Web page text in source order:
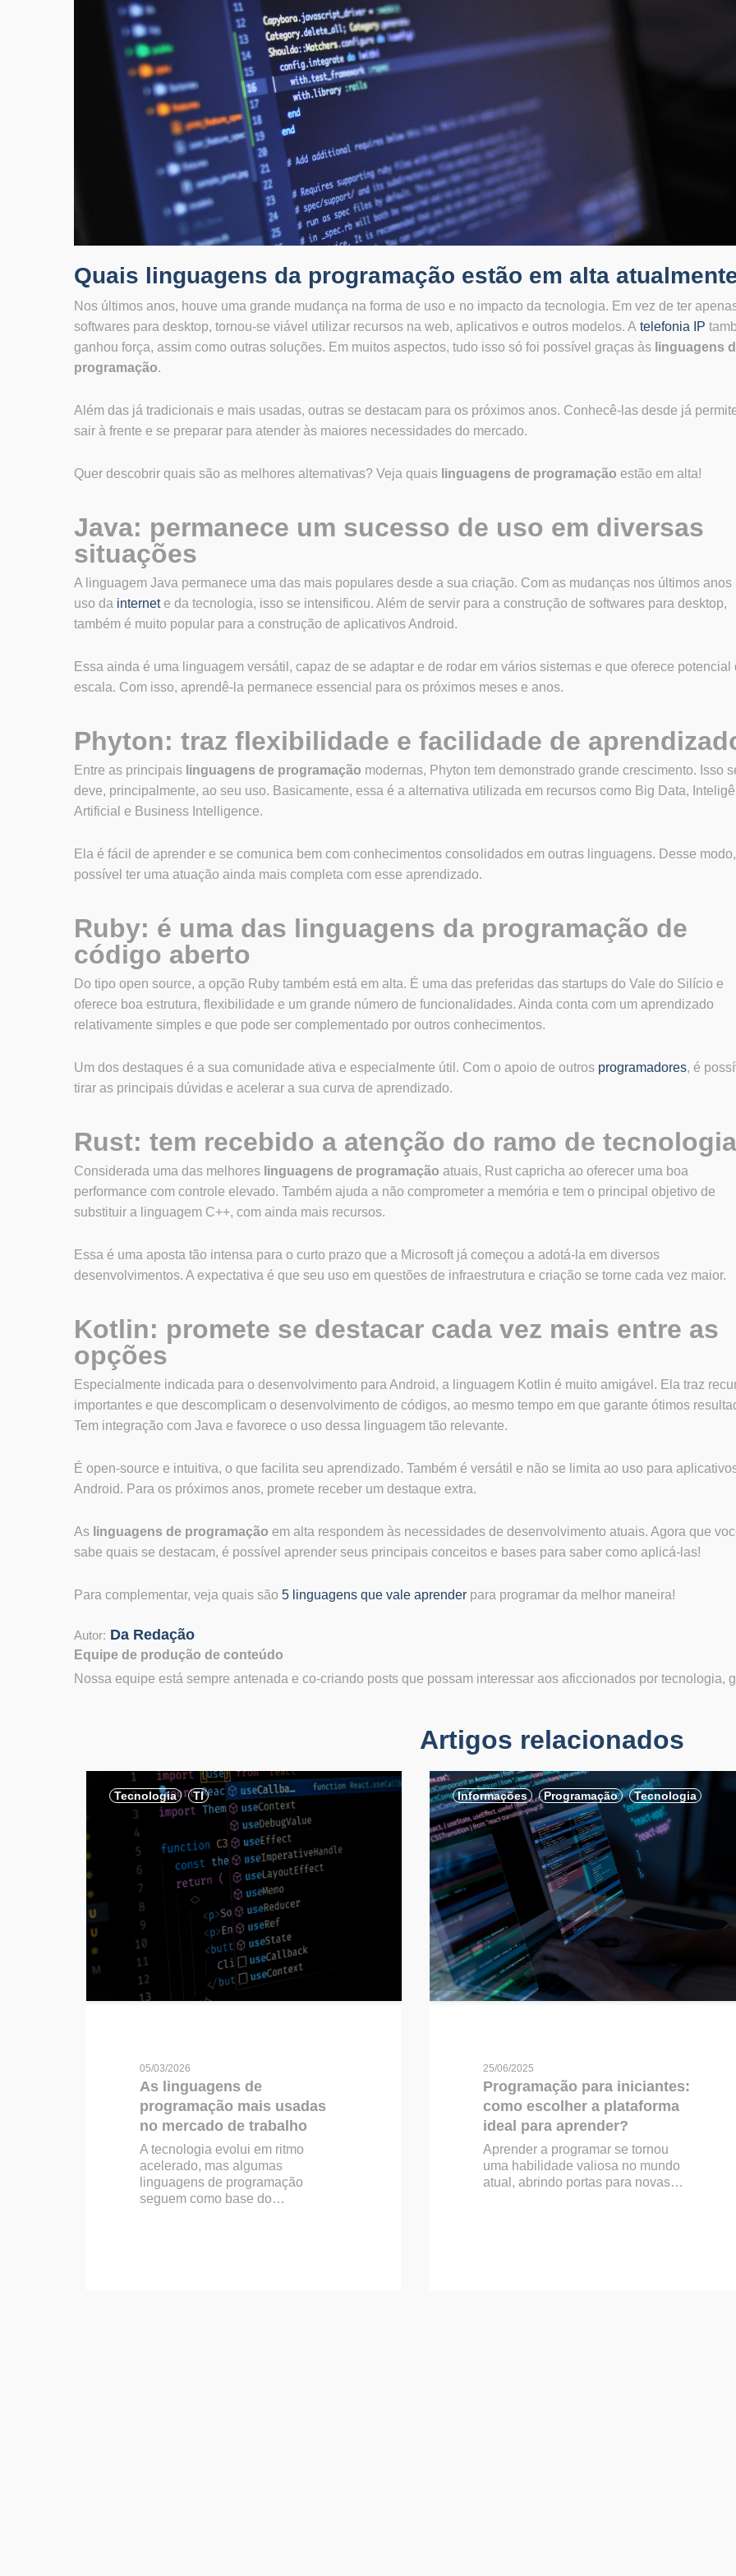
Quais linguagens da programação estão em alta
Nos últimos anos, houve uma grande mudança na forma de uso e no impacto da tecnologia. Em vez de ter
softwares para desktop, tornou-se viável utilizar recursos na web, aplicativos e outros modelos. A telefonia IP
ganhou força, assim como outras soluções. Em muitos aspectos, tudo isso só foi possível graças às linguagens
programação.
Além das já tradicionais e mais usadas, outras se destacam para os próximos anos. Conhecê-las desde já
sair à frente e se preparar para atender às maiores necessidades do mercado.
Quer descobrir quais são as melhores alternativas? Veja quais linguagens de programação estão em alta!
Java: permanece um sucesso de uso em diversas
situações
A linguagem Java permanece uma das mais populares desde a sua criação. Com as mudanças nos últimos anos
uso da internete da tecnologia, isso se intensificou. Além de servir para a construção de softwares para desktop,
também é muito popular para a construção de aplicativos Android.
Essa ainda é uma linguagem versátil, capaz de se adaptar e de rodar em vários sistemas e que oferece potencial
escala. Com isso, aprendê-la permanece essencial para os próximos meses e anos.
Phyton: traz flexibilidade e facilidade de
Entre as principais linguagens de programação modernas, Phyton tem demonstrado grande crescimento. Isso
deve, principalmente, ao seu uso. Basicamente, essa é a alternativa utilizada em recursos como Big Data,
Artificial e Business Intelligence.
Ela é fácil de aprender e se comunica bem com conhecimentos consolidados em outras linguagens. Desse
possível ter uma atuação ainda mais completa com esse aprendizado.
Ruby: é uma das linguagens da programação de
código aberto
Do tipo open source, a opção Ruby também está em alta. É uma das preferidas das startups do Vale do Silício e
oferece boa estrutura, flexibilidade e um grande número de funcionalidades. Ainda conta com um aprendizado
relativamente simples e que pode ser complementado por outros conhecimentos.
Um dos destaques é a sua comunidade ativa e especialmente útil. Com o apoio de outros programadores, é
tirar as principais dúvidas e acelerar a sua curva de aprendizado.
Rust: tem recebido a atenção do ramo de tecnologia
Considerada uma das melhores linguagens de programação atuais, Rust capricha ao oferecer uma boa
performance com controle elevado. Também ajuda a não comprometer a memória e tem o principal objetivo de
substituir a linguagem C++, com ainda mais recursos.
Essa é uma aposta tão intensa para o curto prazo que a Microsoft já começou a adotá-la em diversos
desenvolvimentos. A expectativa é que seu uso em questões de infraestrutura e criação se torne cada vez maior.
Kotlin: promete se destacar cada vez mais entre as
opções
Especialmente indicada para o desenvolvimento para Android, a linguagem Kotlin é muito amigável. Ela traz
importantes e que descomplicam o desenvolvimento de códigos, ao mesmo tempo em que garante ótimos
Tem integração com Java e favorece o uso dessa linguagem tão relevante.
É open-source e intuitiva, o que facilita seu aprendizado. Também é versátil e não se limita ao uso para
Android. Para os próximos anos, promete receber um destaque extra.
As linguagens de programação em alta respondem às necessidades de desenvolvimento atuais. Agora que
sabe quais se destacam, é possível aprender seus principais conceitos e bases para saber como aplicá-las!
Para complementar, veja quais são 5 linguagens que vale aprender para programar da melhor maneira!
Autor: Da Redação
Equipe de produção de conteúdo
Nossa equipe está sempre antenada e co-criando posts que possam interessar aos aficcionados por tecnologia,
Artigos relacionados
Tecnologia , TI
05/03/2026
As linguagens de
programação mais usadas
no mercado de trabalho
A tecnologia evolui em ritmo
acelerado, mas algumas
linguagens de programação
seguem como base do…
, Informações , Programação , Tecnologia
25/06/2025
Programação para iniciantes:
como escolher a plataforma
ideal para aprender?
Aprender a programar se tornou
uma habilidade valiosa no mundo
atual, abrindo portas para novas…